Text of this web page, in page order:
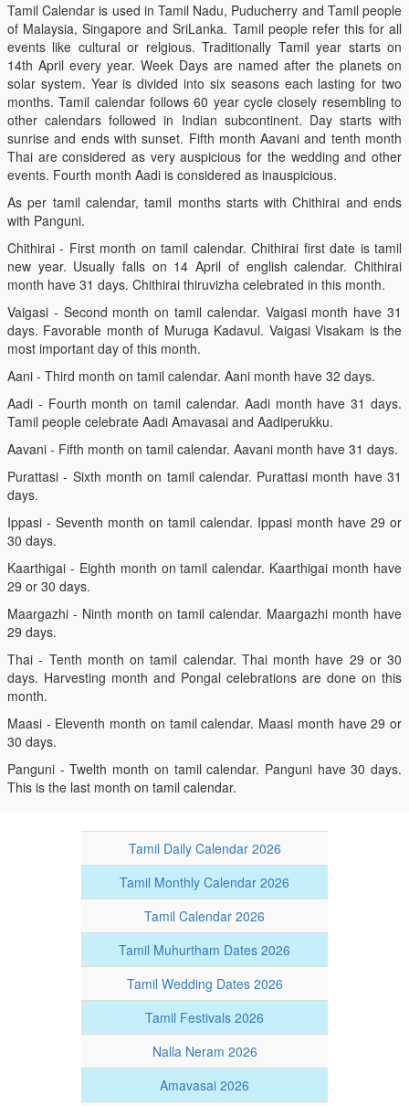
Tamil Calendar is used in Tamil Nadu, Puducherry and Tamil people
of Malaysia, Singapore and SriLanka. Tamil people refer this for all
events like cultural or relgious. Traditionally Tamil year starts on
14th April every year. Week Days are named after the planets on
solar system. Year is divided into six seasons each lasting for two
months. Tamil calendar follows 60 year cycle closely resembling to
other calendars followed in Indian subcontinent. Day starts with
sunrise and ends with sunset. Fifth month Aavani and tenth month
Thai are considered as very auspicious for the wedding and other
events. Fourth month Aadi is considered as inauspicious.
As per tamil calendar, tamil months starts with Chithirai and ends
with Panguni.
Chithirai - First month on tamil calendar. Chithirai first date is tamil
new year. Usually falls on 14 April of english calendar. Chithirai
month have 31 days. Chithirai thiruvizha celebrated in this month.
Vaigasi - Second month on tamil calendar. Vaigasi month have 31
days. Favorable month of Muruga Kadavul. Vaigasi Visakam is the
most important day of this month.
Aani - Third month on tamil calendar. Aani month have 32 days.
Aadi - Fourth month on tamil calendar. Aadi month have 31 days.
Tamil people celebrate Aadi Amavasai and Aadiperukku.
Aavani - Fifth month on tamil calendar. Aavani month have 31 days.
Purattasi - Sixth month on tamil calendar. Purattasi month have 31
days.
Ippasi - Seventh month on tamil calendar. Ippasi month have 29 or
30 days.
Kaarthigai - Eighth month on tamil calendar. Kaarthigai month have
29 or 30 days.
Maargazhi - Ninth month on tamil calendar. Maargazhi month have
29 days.
Thai - Tenth month on tamil calendar. Thai month have 29 or 30
days. Harvesting month and Pongal celebrations are done on this
month.
Maasi - Eleventh month on tamil calendar. Maasi month have 29 or
30 days.
Panguni - Twelth month on tamil calendar. Panguni have 30 days.
This is the last month on tamil calendar.
Tamil Daily Calendar 2026
Tamil Monthly Calendar 2026
Tamil Calendar 2026
Tamil Muhurtham Dates 2026
Tamil Wedding Dates 2026
Tamil Festivals 2026
Nalla Neram 2026
Amavasai 2026